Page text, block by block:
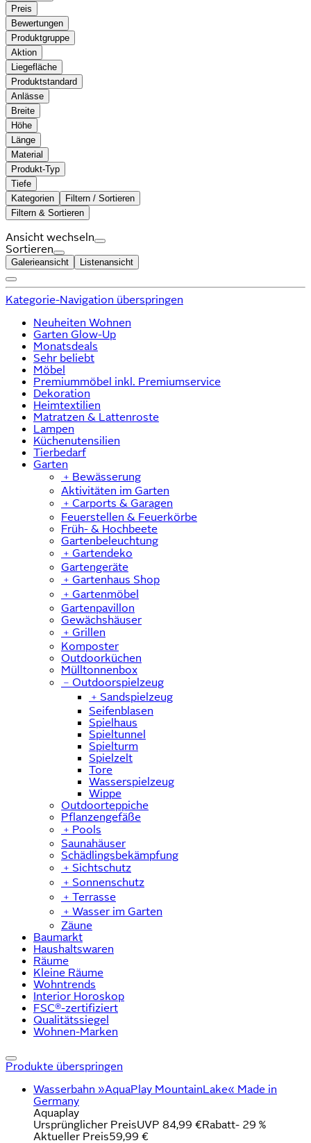
Preis
Bewertungen
Produktgruppe
Aktion
Liegefläche
Produktstandard
Anlässe
Breite
Höhe
Länge
Material
Produkt-Typ
Tiefe
Kategorien
Filtern / Sortieren
Filtern & Sortieren
Ansicht wechseln
Sortieren
Galerieansicht Listenansicht
Kategorie-Navigation überspringen
Neuheiten Wohnen
Garten Glow-Up
Monatsdeals
Sehr beliebt
Möbel
Premiummöbel inkl. Premiumservice
Dekoration
Heimtextilien
Matratzen & Lattenroste
Lampen
Küchenutensilien
Tierbedarf
Garten
﹢ Bewässerung
Aktivitäten im Garten
﹢ Carports & Garagen
Feuerstellen & Feuerkörbe
Früh- & Hochbeete
Gartenbeleuchtung
﹢ Gartendeko
Gartengeräte
﹢ Gartenhaus Shop
﹢ Gartenmöbel
Gartenpavillon
Gewächshäuser
﹢ Grillen
Komposter
Outdoorküchen
Mülltonnenbox
﹣ Outdoorspielzeug
﹢ Sandspielzeug
Seifenblasen
Spielhaus
Spieltunnel
Spielturm
Spielzelt
Tore
Wasserspielzeug
Wippe
Outdoorteppiche
Pflanzengefäße
﹢ Pools
Saunahäuser
Schädlingsbekämpfung
﹢ Sichtschutz
﹢ Sonnenschutz
﹢ Terrasse
﹢ Wasser im Garten
Zäune
Baumarkt
Haushaltswaren
Räume
Kleine Räume
Wohntrends
Interior Horoskop
FSC®-zertifiziert
Qualitätssiegel
Wohnen-Marken
Produkte überspringen
Wasserbahn »AquaPlay MountainLake« Made in
Germany
Aquaplay
Ursprünglicher PreisUVP 84,99 €Rabatt- 29 %
Aktueller Preis59,99 €